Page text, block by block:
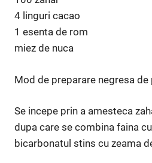
4 linguri cacao
1 esenta de rom
miez de nuca
Mod de preparare negresa de
Se incepe prin a amesteca
dupa care se combina faina
bicarbonatul stins cu zeama